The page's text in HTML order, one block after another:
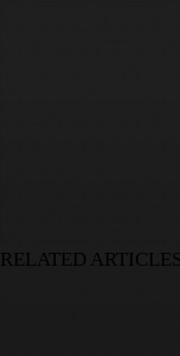
RELATED ARTICLES